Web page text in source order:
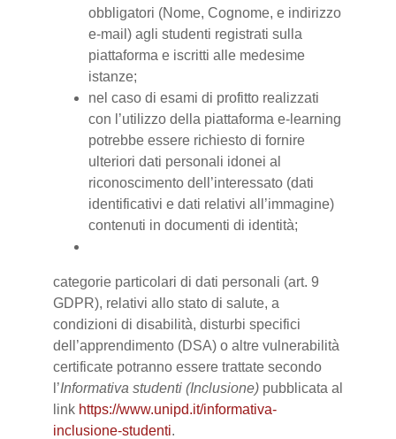
obbligatori (Nome, Cognome, e indirizzo
e-mail) agli studenti registrati sulla
piattaforma e iscritti alle medesime
istanze;
nel caso di esami di profitto realizzati
con l’utilizzo della piattaforma e-learning
potrebbe essere richiesto di fornire
ulteriori dati personali idonei al
riconoscimento dell’interessato (dati
identificativi e dati relativi all’immagine)
contenuti in documenti di identità;
categorie particolari di dati personali (art. 9
GDPR), relativi allo stato di salute, a
condizioni di disabilità, disturbi specifici
dell’apprendimento (DSA) o altre vulnerabilità
certificate potranno essere trattate secondo
l’Informativa studenti (Inclusione) pubblicata al
link https://www.unipd.it/informativa-
inclusione-studenti.